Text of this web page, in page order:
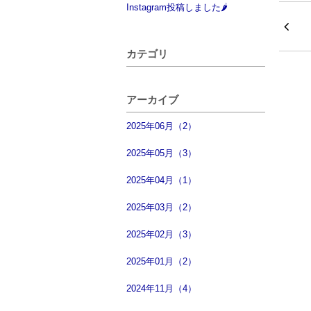
Instagram投稿しました🌶
カテゴリ
アーカイブ
2025年06月（2）
2025年05月（3）
2025年04月（1）
2025年03月（2）
2025年02月（3）
2025年01月（2）
2024年11月（4）